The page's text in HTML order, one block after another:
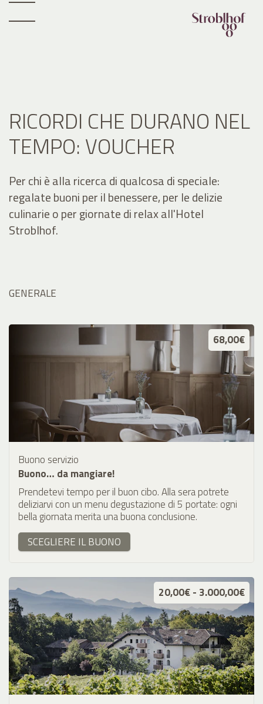
RICORDI CHE DURANO NEL
TEMPO: VOUCHER
Per chi è alla ricerca di qualcosa di speciale:
regalate buoni per il benessere, per le delizie
culinarie o per giornate di relax all'Hotel
Stroblhof.
GENERALE
68,00€
Buono servizio
Buono… da mangiare!
Prendetevi tempo per il buon cibo. Alla sera potrete
deliziarvi con un menu degustazione di 5 portate: ogni
bella giornata merita una buona conclusione.
SCEGLIERE IL BUONO
20,00€ - 3.000,00€